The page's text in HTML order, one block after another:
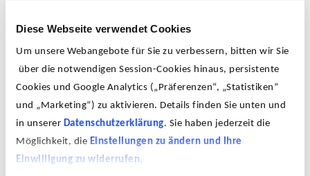
Diese Webseite verwendet Cookies
Um unsere Webangebote für Sie zu verbessern, bitten wir Sie
über die notwendigen Session-Cookies hinaus, persistente
Cookies und Google Analytics („Präferenzen“, „Statistiken“
und „Marketing“) zu aktivieren. Details finden Sie unten und
in unserer Datenschutzerklärung. Sie haben jederzeit die
Möglichkeit, die Einstellungen zu ändern und Ihre
Einwilligung zu widerrufen.
und Identitäten in Frage, schärft zugleich das
Bewusstsein und prägt das künstlerische Schaffen
Nishikawas. Bei seinen dreidimensionalen Arbeiten
spiegelt es sich in der angedeuteten Vieldeutigkeit der
Objekte – Gefäß oder Skulptur – und im Einfügen in
einen fremden Kontext. Zugleich verweisen die
reduzierte, puristische Formsprache, die Monochromie
seiner Plastiken und das zurückgenommene Kolorit der
Zeichnungen auf den spirituellen, naturalistischen
Aspekt der japanischen Ästhetik. Die zurückhaltende